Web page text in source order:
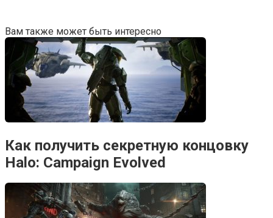
Вам также может быть интересно
Как получить секретную концовку
Halo: Campaign Evolved